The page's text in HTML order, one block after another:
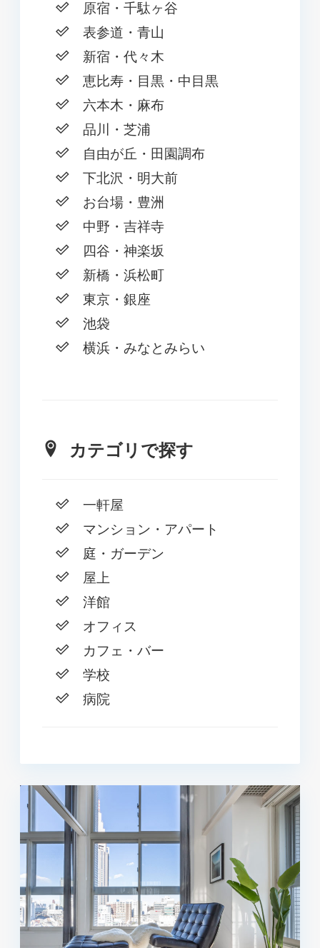
原宿・千駄ヶ谷
表参道・青山
新宿・代々木
恵比寿・目黒・中目黒
六本木・麻布
品川・芝浦
自由が丘・田園調布
下北沢・明大前
お台場・豊洲
中野・吉祥寺
四谷・神楽坂
新橋・浜松町
東京・銀座
池袋
横浜・みなとみらい
カテゴリで探す
一軒屋
マンション・アパート
庭・ガーデン
屋上
洋館
オフィス
カフェ・バー
学校
病院